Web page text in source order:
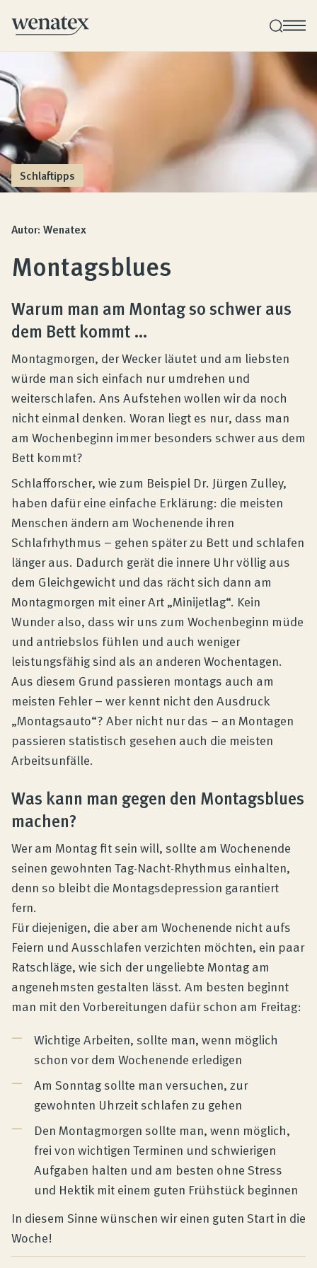
Wenatex Schlafberatung
Produktberatung zu Hause, im Store oder online!
Produkte
Qualität und Garantie
Kundenbewertungen
Produktberatung
Unternehmen
Kontakt
Magazin
Schlaftipps
Autor: Wenatex
Montagsblues
Warum man am Montag so schwer aus
dem Bett kommt …
Montagmorgen, der Wecker läutet und am liebsten
würde man sich einfach nur umdrehen und
weiterschlafen. Ans Aufstehen wollen wir da noch
nicht einmal denken. Woran liegt es nur, dass man
am Wochenbeginn immer besonders schwer aus dem
Bett kommt?
Schlafforscher, wie zum Beispiel Dr. Jürgen Zulley,
haben dafür eine einfache Erklärung: die meisten
Menschen ändern am Wochenende ihren
Schlafrhythmus – gehen später zu Bett und schlafen
länger aus. Dadurch gerät die innere Uhr völlig aus
dem Gleichgewicht und das rächt sich dann am
Montagmorgen mit einer Art „Minijetlag“. Kein
Wunder also, dass wir uns zum Wochenbeginn müde
und antriebslos fühlen und auch weniger
leistungsfähig sind als an anderen Wochentagen.
Aus diesem Grund passieren montags auch am
meisten Fehler – wer kennt nicht den Ausdruck
„Montagsauto“? Aber nicht nur das – an Montagen
passieren statistisch gesehen auch die meisten
Arbeitsunfälle.
Was kann man gegen den Montagsblues
machen?
Wer am Montag fit sein will, sollte am Wochenende
seinen gewohnten Tag-Nacht-Rhythmus einhalten,
denn so bleibt die Montagsdepression garantiert
fern.
Für diejenigen, die aber am Wochenende nicht aufs
Feiern und Ausschlafen verzichten möchten, ein paar
Ratschläge, wie sich der ungeliebte Montag am
angenehmsten gestalten lässt. Am besten beginnt
man mit den Vorbereitungen dafür schon am Freitag:
Wichtige Arbeiten, sollte man, wenn möglich
schon vor dem Wochenende erledigen
Am Sonntag sollte man versuchen, zur
gewohnten Uhrzeit schlafen zu gehen
Den Montagmorgen sollte man, wenn möglich,
frei von wichtigen Terminen und schwierigen
Aufgaben halten und am besten ohne Stress
und Hektik mit einem guten Frühstück beginnen
In diesem Sinne wünschen wir einen guten Start in die
Woche!